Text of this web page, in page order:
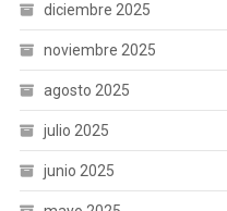
diciembre 2025
noviembre 2025
agosto 2025
julio 2025
junio 2025